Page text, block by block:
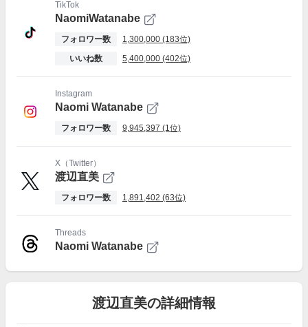
TikTok
NaomiWatanabe
フォロワー数
1,300,000 (183位)
いいね数
5,400,000 (402位)
Instagram
Naomi Watanabe
フォロワー数 9,945,397 (1位)
X（Twitter）
渡辺直美
フォロワー数 1,891,402 (63位)
Threads
Naomi Watanabe
渡辺直美の詳細情報